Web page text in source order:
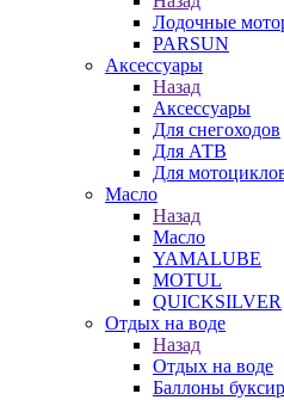
Лодочные
PARSUN
Аксессуары
Назад
Аксессуары
Для снегоходов
Для АТВ
Для
Масло
Назад
Масло
YAMALUBE
MOTUL
QUICKSILVER
Отдых на воде
Назад
Отдых на воде
Баллоны